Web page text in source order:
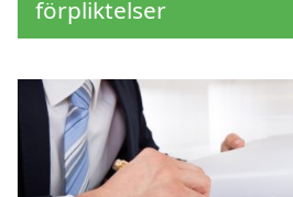
förpliktelser